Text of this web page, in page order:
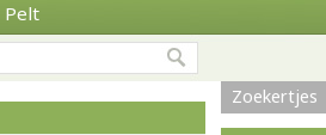
Pelt
Zoekertjes